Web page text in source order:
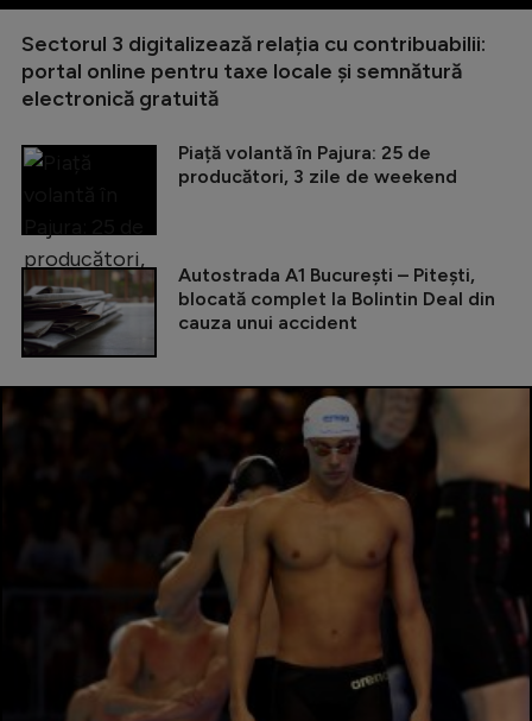
Sectorul 3 digitalizează relația cu contribuabilii:
portal online pentru taxe locale și semnătură
electronică gratuită
Piață volantă în Pajura: 25 de
producători, 3 zile de weekend
Autostrada A1 București – Pitești,
blocată complet la Bolintin Deal din
cauza unui accident